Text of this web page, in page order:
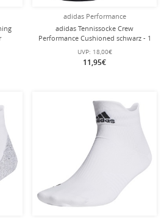
adidas Performance
adidas Tennissocke Crew
Performance Cushioned schwarz - 1
Paar
UVP: 18,00€
11,95€